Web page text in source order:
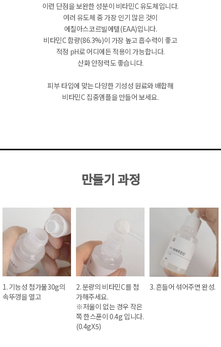
이런 단점을 보완한 성분이 비타민C 유도체입니다.
여러 유도체 중 가장 인기 많은 것이
에칠아스코르빌에텔(EAA)입니다.
비타민C 함량(86.3%)이 가장 높고 흡수력이 좋고
적정 pH로 어디에든 적용이 가능합니다.
산화 안정력도 좋습니다.
피부 타입에 맞는 다양한 기성성 원료와 배합해
비타민C 집중앰플을 만들어 보세요.
만들기 과정
1. 기능성 첨가물30g의
속뚜껑을 열고
2. 분량의 비타민C를 첨
가해주세요.
※저울이 없는 경우 작은
쪽 한스푼이 0.4g 입니다.
(0.4gX5)
3. 흔들어 섞어주면 완성.